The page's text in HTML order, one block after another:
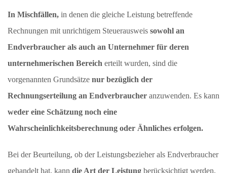
In Mischfällen, in denen die gleiche Leistung betreffende
Rechnungen mit unrichtigem Steuerausweis sowohl an
Endverbraucher als auch an Unternehmer für deren
unternehmerischen Bereich erteilt wurden, sind die
vorgenannten Grundsätze nur bezüglich der
Rechnungserteilung an Endverbraucher anzuwenden. Es kann
weder eine Schätzung noch eine
Wahrscheinlichkeitsberechnung oder Ähnliches erfolgen.
Bei der Beurteilung, ob der Leistungsbezieher als Endverbraucher
gehandelt hat, kann die Art der Leistung berücksichtigt werden.